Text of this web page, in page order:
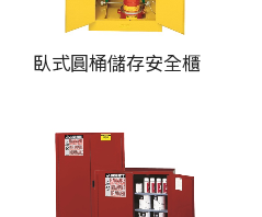
臥式圓桶儲存安全櫃